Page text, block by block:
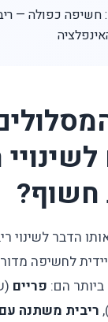
חשיפה כפולה —
חשוף?
הדבר לשינוי
לחשיפה
הם: פריים
ריבית משתנה